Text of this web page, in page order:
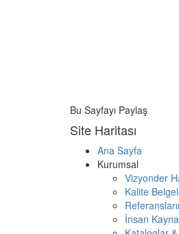
Bu Sayfayı Paylaş
Site Haritası
Ana Sayfa
Kurumsal
Vizyonder
Kalite
İnsan